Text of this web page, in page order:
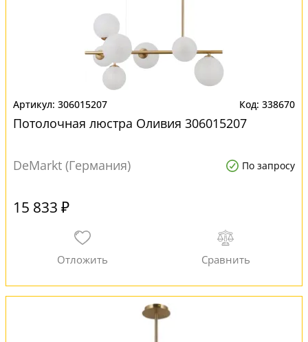
306015207 338670
Потолочная люстра Оливия 306015207
DeMarkt (Германия) По запросу
15 833 ₽